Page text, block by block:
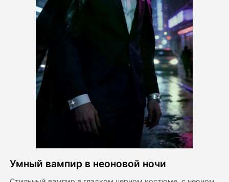
Видео Аватара
Фото
Другие инструменты
Посмотреть все шаблоны
Галерея
Умный вампир в неоновой ночи